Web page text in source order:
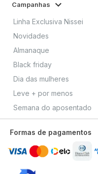
Campanhas
Linha Exclusiva Nissei
Novidades
Almanaque
Black friday
Dia das mulheres
Leve + por menos
Semana do aposentado
Formas de pagamentos